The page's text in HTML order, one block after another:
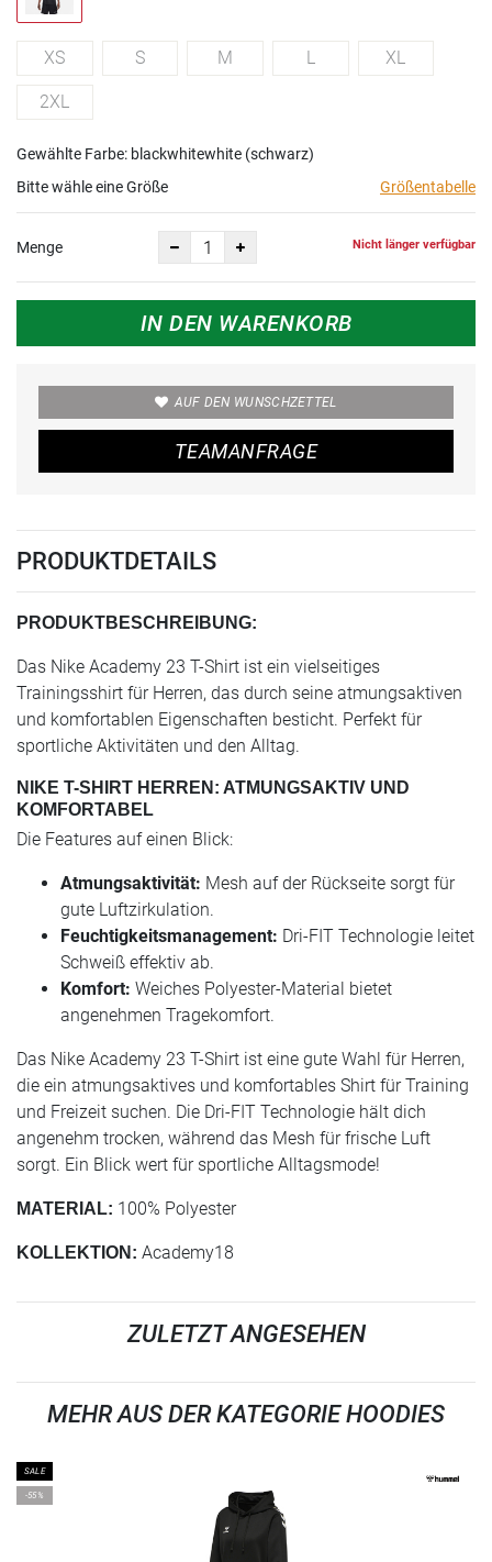
XS S M L XL
2XL
Gewählte Farbe: blackwhitewhite (schwarz)
Bitte wähle eine Größe
Größentabelle
Menge Nicht länger verfügbar
IN DEN WARENKORB
AUF DEN WUNSCHZETTEL
TEAMANFRAGE
PRODUKTDETAILS
PRODUKTBESCHREIBUNG:
Das Nike Academy 23 T-Shirt ist ein vielseitiges
Trainingsshirt für Herren, das durch seine atmungsaktiven
und komfortablen Eigenschaften besticht. Perfekt für
sportliche Aktivitäten und den Alltag.
NIKE T-SHIRT HERREN: ATMUNGSAKTIV UND
KOMFORTABEL
Die Features auf einen Blick:
Atmungsaktivität: Mesh auf der Rückseite sorgt für
gute Luftzirkulation.
Feuchtigkeitsmanagement: Dri-FIT Technologie leitet
Schweiß effektiv ab.
Komfort: Weiches Polyester-Material bietet
angenehmen Tragekomfort.
Das Nike Academy 23 T-Shirt ist eine gute Wahl für Herren,
die ein atmungsaktives und komfortables Shirt für Training
und Freizeit suchen. Die Dri-FIT Technologie hält dich
angenehm trocken, während das Mesh für frische Luft
sorgt. Ein Blick wert für sportliche Alltagsmode!
MATERIAL: 100% Polyester
KOLLEKTION: Academy18
ZULETZT ANGESEHEN
MEHR AUS DER KATEGORIE HOODIES
SALE
-55%